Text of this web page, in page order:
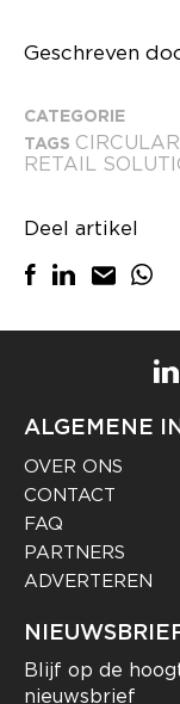
Geschreven
CATEGORIE
TAGS
RETAIL
Deel artikel
ALGEMENE
OVER ONS
CONTACT
FAQ
PARTNERS
ADVERTEREN
Blijf op de
nieuwsbrief